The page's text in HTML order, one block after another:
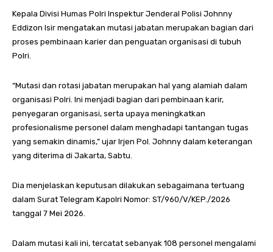
Kepala Divisi Humas Polri Inspektur Jenderal Polisi Johnny
Eddizon Isir mengatakan mutasi jabatan merupakan bagian dari
proses pembinaan karier dan penguatan organisasi di tubuh
Polri.
“Mutasi dan rotasi jabatan merupakan hal yang alamiah dalam
organisasi Polri. Ini menjadi bagian dari pembinaan karir,
penyegaran organisasi, serta upaya meningkatkan
profesionalisme personel dalam menghadapi tantangan tugas
yang semakin dinamis,” ujar Irjen Pol. Johnny dalam keterangan
yang diterima di Jakarta, Sabtu.
Dia menjelaskan keputusan dilakukan sebagaimana tertuang
dalam Surat Telegram Kapolri Nomor: ST/960/V/KEP./2026
tanggal 7 Mei 2026.
Dalam mutasi kali ini, tercatat sebanyak 108 personel mengalami